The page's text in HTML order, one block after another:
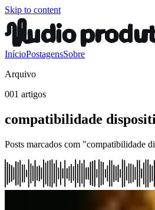
Skip to content
InícioPostagensSobre
Arquivo
001 artigos
compatibilidade
Posts marcados com "compatibilidade